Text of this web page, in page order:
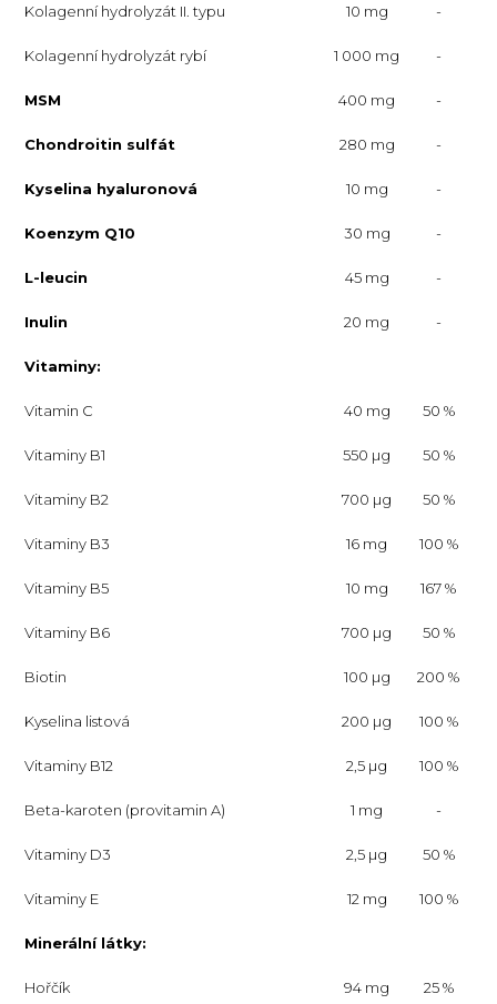
Kolagenní hydrolyzát II. typu 10 mg -
Kolagenní hydrolyzát rybí 1 000 mg -
MSM 400 mg -
Chondroitin sulfát 280 mg -
Kyselina hyaluronová 10 mg -
Koenzym Q10 30 mg -
L-leucin 45 mg -
Inulin 20 mg -
Vitaminy:
Vitamin C 40 mg 50 %
Vitaminy B1 550 µg 50 %
Vitaminy B2 700 µg 50 %
Vitaminy B3 16 mg 100 %
Vitaminy B5 10 mg 167 %
Vitaminy B6 700 µg 50 %
Biotin 100 µg 200 %
Kyselina listová 200 µg 100 %
Vitaminy B12 2,5 µg 100 %
Beta-karoten (provitamin A) 1 mg -
Vitaminy D3 2,5 µg 50 %
Vitaminy E 12 mg 100 %
Minerální látky:
Hořčík 94 mg 25 %